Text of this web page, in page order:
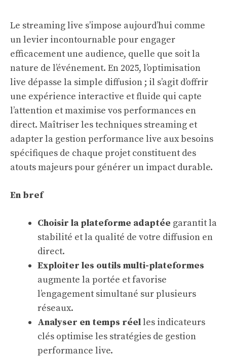
Le streaming live s’impose aujourd’hui comme
un levier incontournable pour engager
efficacement une audience, quelle que soit la
nature de l’événement. En 2025, l’optimisation
live dépasse la simple diffusion ; il s’agit d’offrir
une expérience interactive et fluide qui capte
l’attention et maximise vos performances en
direct. Maîtriser les techniques streaming et
adapter la gestion performance live aux besoins
spécifiques de chaque projet constituent des
atouts majeurs pour générer un impact durable.
En bref
Choisir la plateforme adaptée garantit la
stabilité et la qualité de votre diffusion en
direct.
Exploiter les outils multi-plateformes
augmente la portée et favorise
l’engagement simultané sur plusieurs
réseaux.
Analyser en temps réelles indicateurs
clés optimise les stratégies de gestion
performance live.